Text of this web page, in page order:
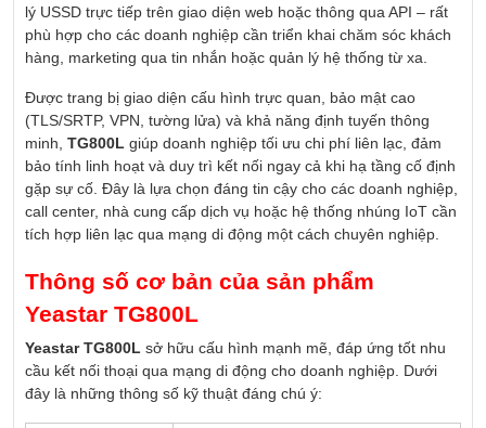
lý USSD trực tiếp trên giao diện web hoặc thông qua API – rất
phù hợp cho các doanh nghiệp cần triển khai chăm sóc khách
hàng, marketing qua tin nhắn hoặc quản lý hệ thống từ xa.
Được trang bị giao diện cấu hình trực quan, bảo mật cao
(TLS/SRTP, VPN, tường lửa) và khả năng định tuyến thông
minh, TG800L giúp doanh nghiệp tối ưu chi phí liên lạc, đảm
bảo tính linh hoạt và duy trì kết nối ngay cả khi hạ tầng cố định
gặp sự cố. Đây là lựa chọn đáng tin cậy cho các doanh nghiệp,
call center, nhà cung cấp dịch vụ hoặc hệ thống nhúng IoT cần
tích hợp liên lạc qua mạng di động một cách chuyên nghiệp.
Thông số cơ bản của sản phẩm
Yeastar TG800L
Yeastar TG800L sở hữu cấu hình mạnh mẽ, đáp ứng tốt nhu
cầu kết nối thoại qua mạng di động cho doanh nghiệp. Dưới
đây là những thông số kỹ thuật đáng chú ý: